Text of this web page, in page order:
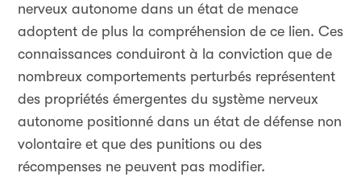
nerveux autonome dans un état de menace
adoptent de plus la compréhension de ce lien. Ces
connaissances conduiront à la conviction que de
nombreux comportements perturbés représentent
des propriétés émergentes du système nerveux
autonome positionné dans un état de défense non
volontaire et que des punitions ou des
récompenses ne peuvent pas modifier.